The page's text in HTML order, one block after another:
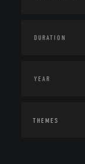
THEMES